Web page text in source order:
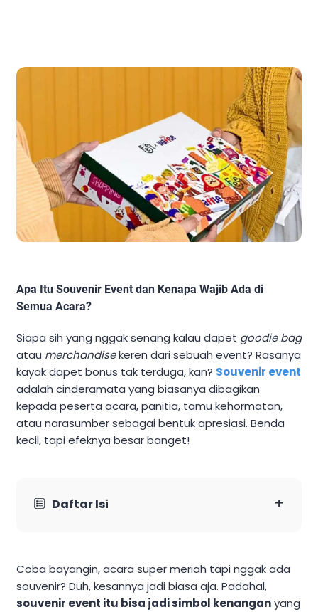
Apa Itu Souvenir Event dan Kenapa Wajib Ada di
Semua Acara?
Siapa sih yang nggak senang kalau dapet goodie bag
atau merchandisekeren dari sebuah event? Rasanya
kayak dapet bonus tak terduga, kan? Souvenir event
adalah cinderamata yang biasanya dibagikan
kepada peserta acara, panitia, tamu kehormatan,
atau narasumber sebagai bentuk apresiasi. Benda
kecil, tapi efeknya besar banget!
Daftar Isi +
Coba bayangin, acara super meriah tapi nggak ada
souvenir? Duh, kesannya jadi biasa aja. Padahal,
souvenir event itu bisa jadi simbol kenanganyang